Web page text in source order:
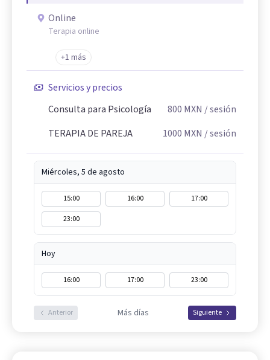
Online
Terapia online
+1 más
Servicios y precios
Consulta para Psicología
800 MXN / sesión
TERAPIA DE PAREJA
1000 MXN / sesión
Miércoles, 5 de agosto
15:00 16:00
17:00
23:00
Hoy
16:00 17:00 23:00
Anterior Más días Siguiente